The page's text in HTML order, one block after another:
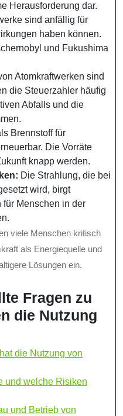
Herausforderung dar.
sind anfällig für
haben können.
und Fukushima
Atomkraftwerken sind
die Steuerzahler häufig
Abfalls und die
Brennstoff für
Die Vorräte
knapp werden.
Die Strahlung, die bei
wird, birgt
für Menschen in der
viele Menschen kritisch
als Energiequelle und
Lösungen ein.
Fragen zu
die Nutzung
die Nutzung von
und welche Risiken
und Betrieb von